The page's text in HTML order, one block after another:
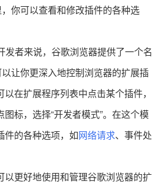
你可以查看和修改插件的各种选
发者来说，谷歌浏览器提供了一个名
让你更深入地控制浏览器的扩展插
在扩展程序列表中点击某个插件，
标，选择“开发者模式”。在这个模
件的各种选项，如网络请求、事件处
以更好地使用和管理谷歌浏览器的扩